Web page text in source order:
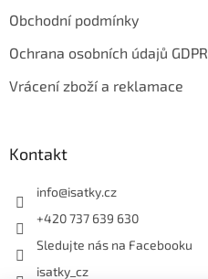
Obchodní podmínky
Ochrana osobních údajů GDPR
Vrácení zboží a reklamace
Kontakt
info@isatky.cz
+420 737 639 630
Sledujte nás na Facebooku
isatky_cz